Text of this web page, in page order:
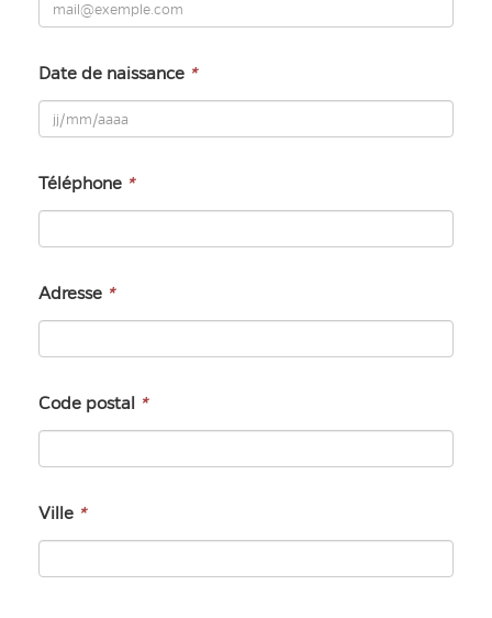
Date de naissance *
Téléphone *
Adresse *
Code postal *
Ville *